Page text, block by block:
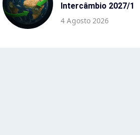
Intercâmbio 2027/1
4 Agosto 2026